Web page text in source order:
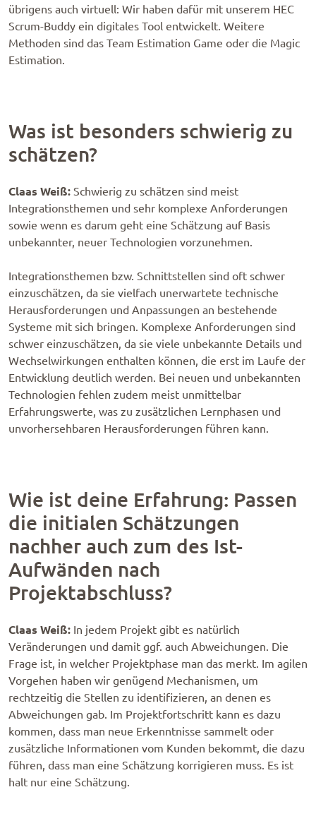
übrigens auch virtuell: Wir haben dafür mit unserem HEC
Scrum-Buddy ein digitales Tool entwickelt. Weitere
Methoden sind das Team Estimation Game oder die Magic
Estimation.
Was ist besonders schwierig zu
schätzen?
Claas Weiß: Schwierig zu schätzen sind meist
Integrationsthemen und sehr komplexe Anforderungen
sowie wenn es darum geht eine Schätzung auf Basis
unbekannter, neuer Technologien vorzunehmen.
Integrationsthemen bzw. Schnittstellen sind oft schwer
einzuschätzen, da sie vielfach unerwartete technische
Herausforderungen und Anpassungen an bestehende
Systeme mit sich bringen. Komplexe Anforderungen sind
schwer einzuschätzen, da sie viele unbekannte Details und
Wechselwirkungen enthalten können, die erst im Laufe der
Entwicklung deutlich werden. Bei neuen und unbekannten
Technologien fehlen zudem meist unmittelbar
Erfahrungswerte, was zu zusätzlichen Lernphasen und
unvorhersehbaren Herausforderungen führen kann.
Wie ist deine Erfahrung: Passen
die initialen Schätzungen
nachher auch zum des Ist-
Aufwänden nach
Projektabschluss?
Claas Weiß: In jedem Projekt gibt es natürlich
Veränderungen und damit ggf. auch Abweichungen. Die
Frage ist, in welcher Projektphase man das merkt. Im agilen
Vorgehen haben wir genügend Mechanismen, um
rechtzeitig die Stellen zu identifizieren, an denen es
Abweichungen gab. Im Projektfortschritt kann es dazu
kommen, dass man neue Erkenntnisse sammelt oder
zusätzliche Informationen vom Kunden bekommt, die dazu
führen, dass man eine Schätzung korrigieren muss. Es ist
halt nur eine Schätzung.